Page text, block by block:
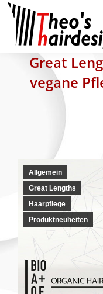
Great
vegane
Allgemein
Great Lengths
Haarpflege
Produktneuheiten